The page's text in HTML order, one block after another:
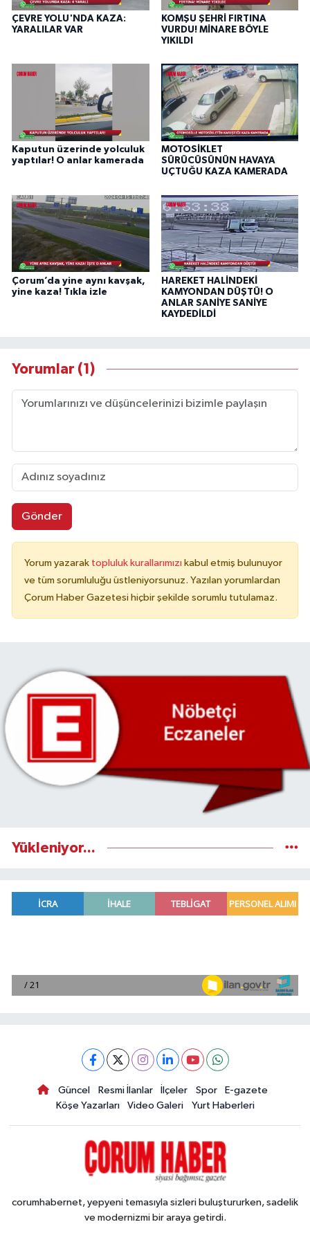
ÇEVRE YOLU'NDA KAZA:
YARALILAR VAR
KOMŞU ŞEHRİ FIRTINA
VURDU! MİNARE BÖYLE
YIKILDI
Kaputun üzerinde yolculuk
yaptılar! O anlar kamerada
MOTOSİKLET
SÜRÜCÜSÜNÜN HAVAYA
UÇTUĞU KAZA KAMERADA
Çorum’da yine aynı kavşak,
yine kaza! Tıkla izle
HAREKET HALİNDEKİ
KAMYONDAN DÜŞTÜ! O
ANLAR SANİYE SANİYE
KAYDEDİLDİ
Yorumlar (1)
Gönder
Yorum yazarak topluluk kurallarımızı kabul etmiş bulunuyor
ve tüm sorumluluğu üstleniyorsunuz. Yazılan yorumlardan
Çorum Haber Gazetesi hiçbir şekilde sorumlu tutulamaz.
Yükleniyor...
Güncel Resmi İlanlar İlçeler Spor
E-gazete
Köşe Yazarları
Video Galeri Yurt Haberleri
corumhabernet, yepyeni temasıyla sizleri buluştururken, sadelik
ve modernizmi bir araya getirdi.